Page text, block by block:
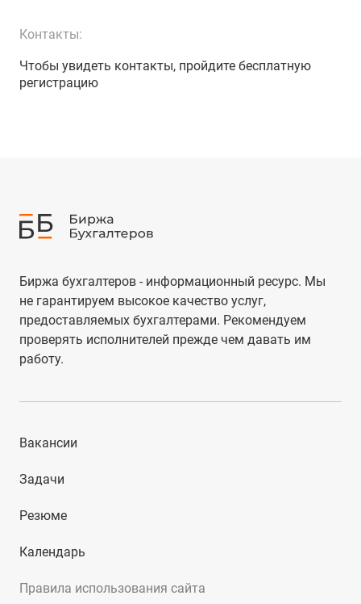
Контакты:
Чтобы увидеть контакты, пройдите бесплатную
регистрацию
Биржа бухгалтеров - информационный ресурс. Мы
не гарантируем высокое качество услуг,
предоставляемых бухгалтерами. Рекомендуем
проверять исполнителей прежде чем давать им
работу.
Правила использования сайта
Вакансии
Задачи
Резюме
Календарь